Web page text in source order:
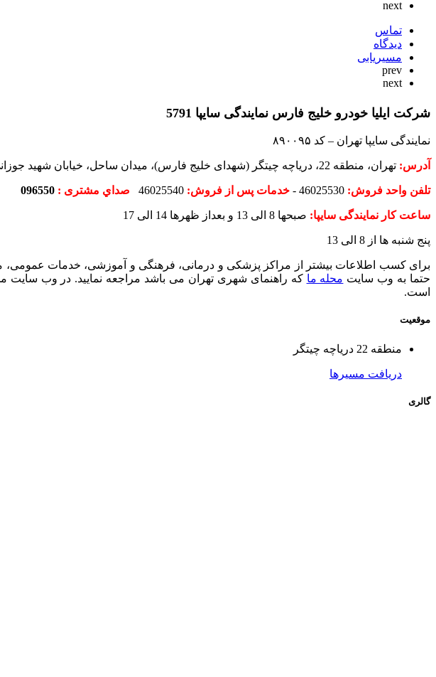
next
تماس
دیدگاه
مسیریابی
prev
next
شرکت ایلیا خودرو خلیج فارس نمایندگی سایپا 5791
نمایندگی سایپا تهران – کد ۸۹۰۰۹۵
آدرس: تهران، منطقه 22، دریاچه چیتگر (شهدای خلیج فارس)، ميدان ساحل، خيابان شهيد جوزاني، انتهاي خيابان مولوي، شرکت ایلیا خودرو خلیج فارس نمایندگی سایپا
تلفن واحد فروش: خدمات پس از فروش: صداي مشتری : 096550
ساعت کار نمایندگی سایپا: صبحها 8 الی 13 و بعداز ظهرها 14 الی 17
پنج شنبه ها از 8 الی 13
حتما به وب سایت محله ما
است.
موقعیت
منطقه 22 دریاچه چیتگر
دریافت مسیرها
گالری